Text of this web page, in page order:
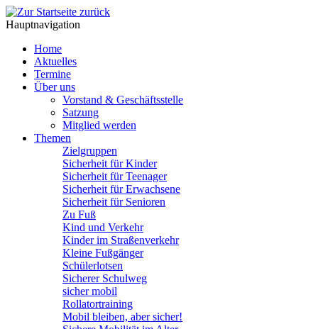
Hauptnavigation
Home
Aktuelles
Termine
Über uns
Vorstand & Geschäftsstelle
Satzung
Mitglied werden
Themen
Zielgruppen
Sicherheit für Kinder
Sicherheit für Teenager
Sicherheit für Erwachsene
Sicherheit für Senioren
Zu Fuß
Kind und Verkehr
Kinder im Straßenverkehr
Kleine Fußgänger
Schülerlotsen
Sicherer Schulweg
sicher mobil
Rollatortraining
Mobil bleiben, aber sicher!